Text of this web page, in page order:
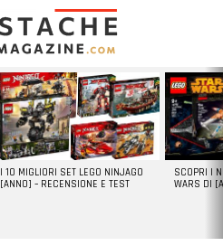
I 10 MIGLIORI SET LEGO NINJAGO
[ANNO] – RECENSIONE E TEST
SCOPRI I
WARS DI